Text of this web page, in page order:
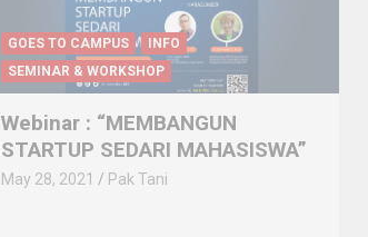
GOES TO CAMPUS
INFO
SEMINAR & WORKSHOP
Webinar : “MEMBANGUN
STARTUP SEDARI MAHASISWA”
May 28, 2021 Pak Tani